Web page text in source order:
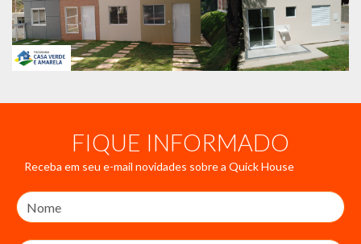
FIQUE INFORMADO
Receba em seu e-mail novidades sobre a Quick House